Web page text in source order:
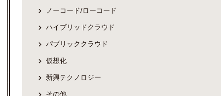
ノーコード/ローコード
ハイブリッドクラウド
パブリッククラウド
仮想化
新興テクノロジー
その他